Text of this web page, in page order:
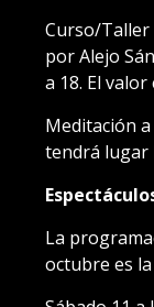
Curso/Taller
por Alejo
a 18. El valor
Meditación
tendrá lugar
La
octubre es